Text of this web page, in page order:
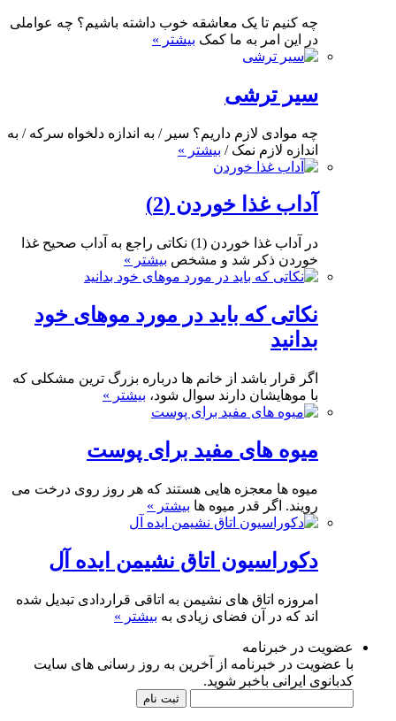
چه کنیم تا یک معاشقه خوب داشته باشیم؟ چه عواملی
در این امر به ما کمک بیشتر »
سیر ترشی
چه موادی لازم داریم؟ سیر / به اندازه دلخواه سرکه / به
اندازه لازم نمک / بیشتر »
آداب غذا خوردن (2)
در آداب غذا خوردن (1) نکاتی راجع به آداب صحیح غذا
خوردن ذکر شد و مشخص بیشتر »
نکاتی که باید در مورد موهای خود
بدانید
اگر قرار باشد از خانم ها درباره بزرگ ترین مشکلی که
با موهایشان دارند سوال شود، بیشتر »
میوه های مفید برای پوست
میوه ها معجزه هایی هستند که هر روز روی درخت می
رویند. اگر قدر میوه ها بیشتر »
دکوراسیون اتاق نشیمن ایده آل
امروزه اتاق های نشیمن به اتاقی قراردادی تبدیل شده
اند که در آن فضای زیادی به بیشتر »
عضویت در خبرنامه
با عضویت در خبرنامه از آخرین به روز رسانی های سایت
کدبانوی ایرانی باخبر شوید.